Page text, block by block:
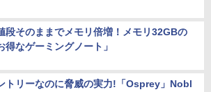
段そのままでメモリ倍増！メモリ32GBの
得なゲーミングノート」
トリーなのに脅威の実力!「Osprey」Nobl